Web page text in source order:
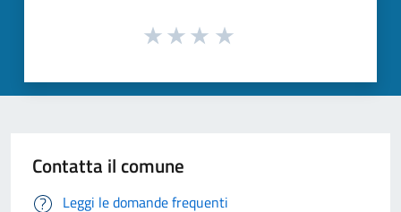
Contatta il comune
Leggi le domande frequenti